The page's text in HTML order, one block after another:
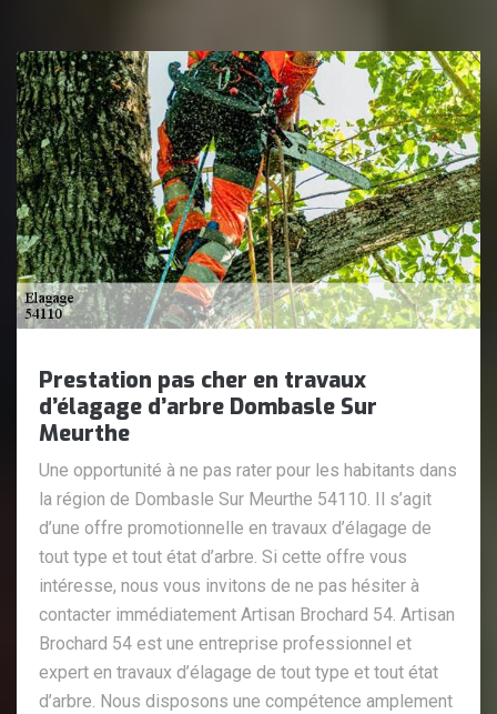
Prestation pas cher en travaux
d’élagage d’arbre Dombasle Sur
Meurthe
Une opportunité à ne pas rater pour les habitants dans
la région de Dombasle Sur Meurthe 54110. Il s’agit
d’une offre promotionnelle en travaux d’élagage de
tout type et tout état d’arbre. Si cette offre vous
intéresse, nous vous invitons de ne pas hésiter à
contacter immédiatement Artisan Brochard 54. Artisan
Brochard 54 est une entreprise professionnel et
expert en travaux d’élagage de tout type et tout état
d’arbre. Nous disposons une compétence amplement